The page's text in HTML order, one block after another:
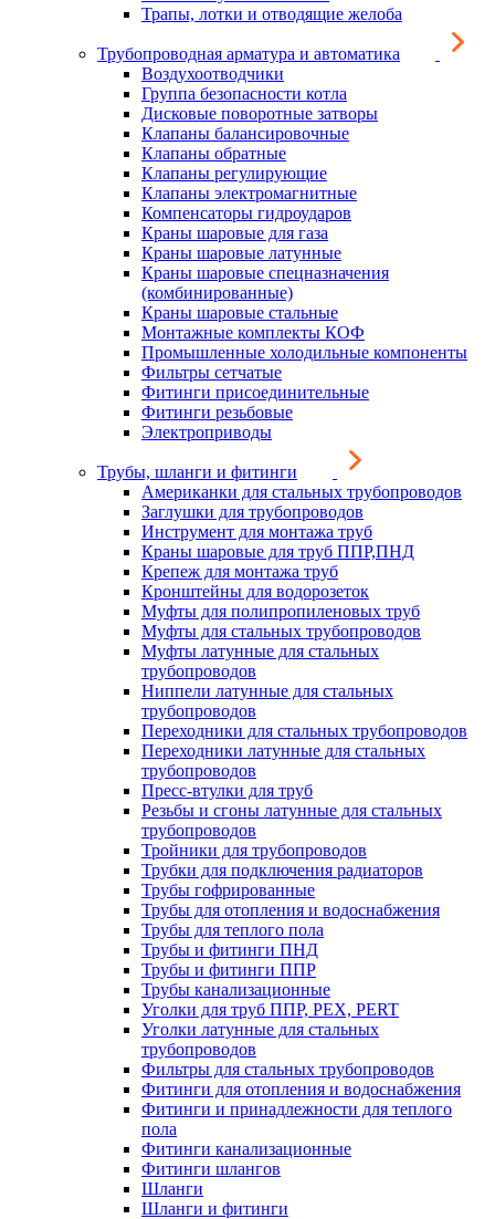
Трапы, лотки и отводящие желоба
Трубопроводная арматура и автоматика
Воздухоотводчики
Группа безопасности котла
Дисковые поворотные затворы
Клапаны балансировочные
Клапаны обратные
Клапаны регулирующие
Клапаны электромагнитные
Компенсаторы гидроударов
Краны шаровые для газа
Краны шаровые латунные
Краны шаровые спецназначения
(комбинированные)
Краны шаровые стальные
Монтажные комплекты КОФ
Промышленные холодильные компоненты
Фильтры сетчатые
Фитинги присоединительные
Фитинги резьбовые
Электроприводы
Трубы, шланги и фитинги
Американки для стальных трубопроводов
Заглушки для трубопроводов
Инструмент для монтажа труб
Краны шаровые для труб ППР,ПНД
Крепеж для монтажа труб
Кронштейны для водорозеток
Муфты для полипропиленовых труб
Муфты для стальных трубопроводов
Муфты латунные для стальных
трубопроводов
Ниппели латунные для стальных
трубопроводов
Переходники для стальных трубопроводов
Переходники латунные для стальных
трубопроводов
Пресс-втулки для труб
Резьбы и сгоны латунные для стальных
трубопроводов
Тройники для трубопроводов
Трубки для подключения радиаторов
Трубы гофрированные
Трубы для отопления и водоснабжения
Трубы для теплого пола
Трубы и фитинги ПНД
Трубы и фитинги ППР
Трубы канализационные
Уголки для труб ППР, PEX, PERT
Уголки латунные для стальных
трубопроводов
Фильтры для стальных трубопроводов
Фитинги для отопления и водоснабжения
Фитинги и принадлежности для теплого
пола
Фитинги канализационные
Фитинги шлангов
Шланги
Шланги и фитинги